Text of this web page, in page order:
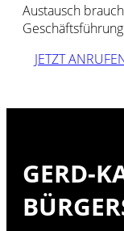
Austausch
JETZT
GERD-